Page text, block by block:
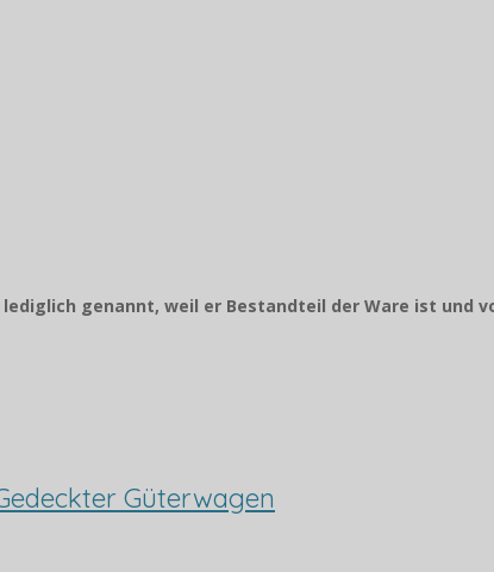
genannt, weil er Bestandteil der Ware ist und
Güterwagen